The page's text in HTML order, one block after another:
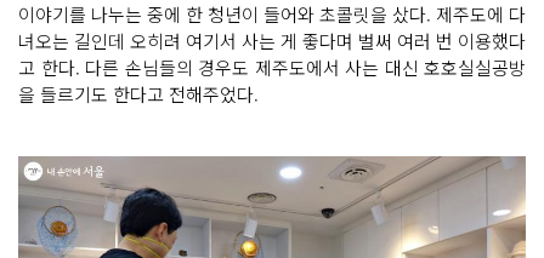
이야기를 나누는 중에 한 청년이 들어와 초콜릿을 샀다. 제주도에 다
녀오는 길인데 오히려 여기서 사는 게 좋다며 벌써 여러 번 이용했다
고 한다. 다른 손님들의 경우도 제주도에서 사는 대신 호호실실공방
을 들르기도 한다고 전해주었다.